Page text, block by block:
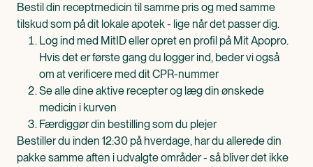
Bestil din receptmedicin til samme pris og med samme
tilskud som på dit lokale apotek - lige når det passer dig.
Log ind med MitID eller opret en profil på Mit Apopro.
Hvis det er første gang du logger ind, beder vi også
om at verificere med dit CPR-nummer
Se alle dine aktive recepter og læg din ønskede
medicin i kurven
Færdiggør din bestilling som du plejer
Bestiller du inden 12:30 på hverdage, har du allerede din
pakke samme aften i udvalgte områder - så bliver det ikke